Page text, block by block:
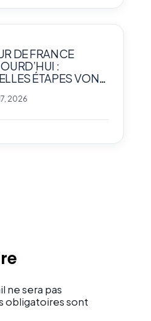
DE FRANCE
:
ÉTAPES VONT
?
2026
ne sera pas
obligatoires sont